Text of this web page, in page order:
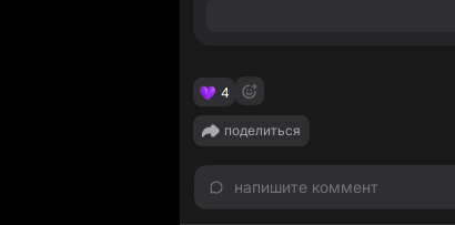
4
поделиться
напишите коммент